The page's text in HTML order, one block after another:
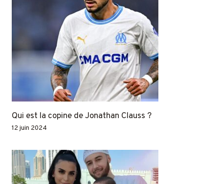
Qui est la copine de Jonathan Clauss ?
12 juin 2024